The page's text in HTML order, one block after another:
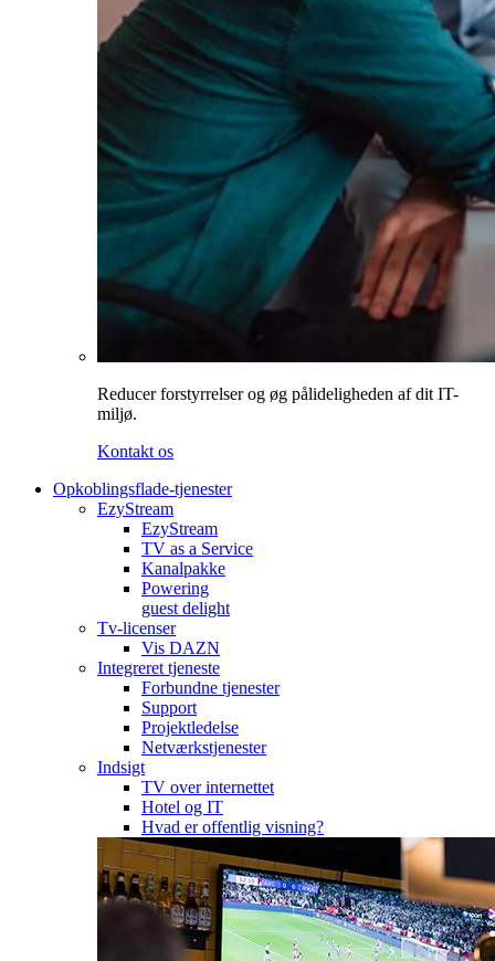
Reducer forstyrrelser og øg pålideligheden af dit IT-
miljø.
Kontakt os
Opkoblingsflade-tjenester
EzyStream
EzyStream
TV as a Service
Kanalpakke
Powering
guest delight
Tv-licenser
Vis DAZN
Integreret tjeneste
Forbundne tjenester
Support
Projektledelse
Netværkstjenester
Indsigt
TV over internettet
Hotel og IT
Hvad er offentlig visning?